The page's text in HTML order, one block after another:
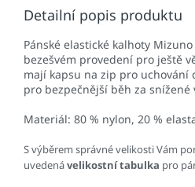
Detailní popis produktu
Pánské elastické kalhoty
bezešvém provedení pro ještě
mají kapsu na zip pro
pro bezpečnější běh za
Materiál: 80 % nylon, 20 %
S výběrem správné velikosti Vám
uvedenávelikostní tabulka pro